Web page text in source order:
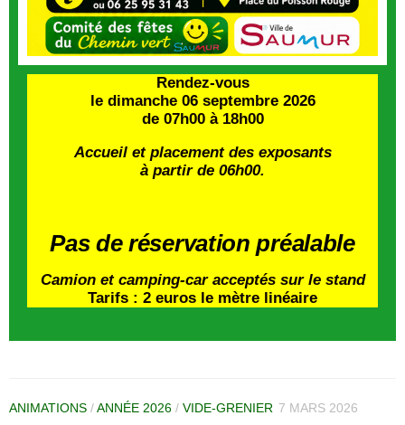
Rendez-vous
le dimanche 06 septembre 2026
de 07h00 à 18h00
Accueil et placement des exposants
à partir de 06h00.
Pas de réservation préalable
Camion et camping-car acceptés sur le stand
Tarifs : 2 euros le mètre linéaire
ANIMATIONS /ANNÉE 2026 / VIDE-GRENIER 7 MARS 2026